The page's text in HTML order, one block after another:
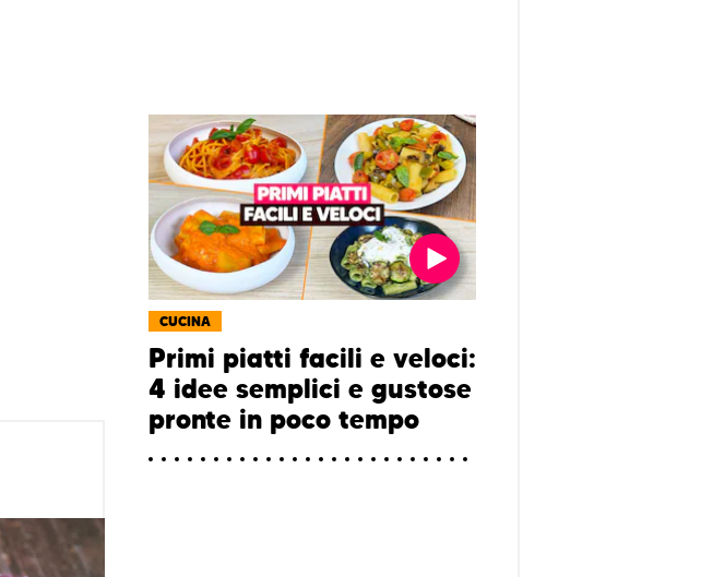
CUCINA
Primi piatti facili e veloci:
4 idee semplici e gustose
pronte in poco tempo